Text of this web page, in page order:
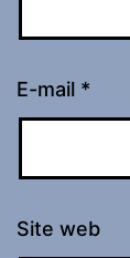
E-mail *
Site web